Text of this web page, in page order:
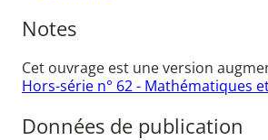
Notes
Cet ouvrage est une version
Hors-série n° 62 - Mathématiques
Données de publication